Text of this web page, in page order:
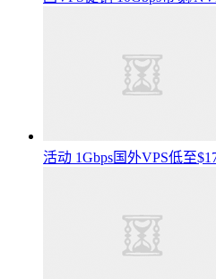
活动 1Gbps国外VPS低至